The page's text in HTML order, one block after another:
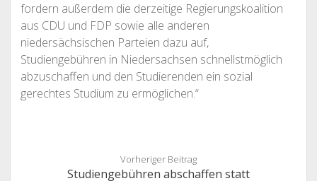
fordern außerdem die derzeitige Regierungskoalition
aus CDU und FDP sowie alle anderen
niedersächsischen Parteien dazu auf,
Studiengebühren in Niedersachsen schnellstmöglich
abzuschaffen und den Studierenden ein sozial
gerechtes Studium zu ermöglichen.“
Vorheriger Beitrag
Studiengebühren abschaffen statt